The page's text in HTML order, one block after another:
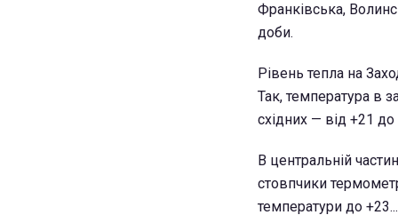
Франківська,
доби.
Рівень тепла на
Так, температура в
східних — від +21 до
В центральній
стовпчики
температури до